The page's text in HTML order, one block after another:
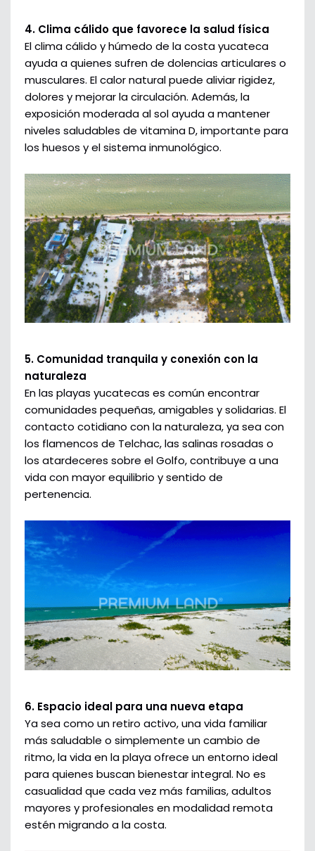
4. Clima cálido que favorece la salud física
El clima cálido y húmedo de la costa yucateca
ayuda a quienes sufren de dolencias articulares o
musculares. El calor natural puede aliviar rigidez,
dolores y mejorar la circulación. Además, la
exposición moderada al sol ayuda a mantener
niveles saludables de vitamina D, importante para
los huesos y el sistema inmunológico.
5. Comunidad tranquila y conexión con la
naturaleza
En las playas yucatecas es común encontrar
comunidades pequeñas, amigables y solidarias. El
contacto cotidiano con la naturaleza, ya sea con
los flamencos de Telchac, las salinas rosadas o
los atardeceres sobre el Golfo, contribuye a una
vida con mayor equilibrio y sentido de
pertenencia.
6. Espacio ideal para una nueva etapa
Ya sea como un retiro activo, una vida familiar
más saludable o simplemente un cambio de
ritmo, la vida en la playa ofrece un entorno ideal
para quienes buscan bienestar integral. No es
casualidad que cada vez más familias, adultos
mayores y profesionales en modalidad remota
estén migrando a la costa.